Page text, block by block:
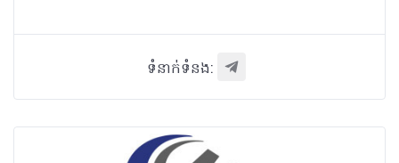
ទំនាក់ទំនង: